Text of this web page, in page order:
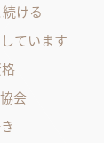
ける
ています
会